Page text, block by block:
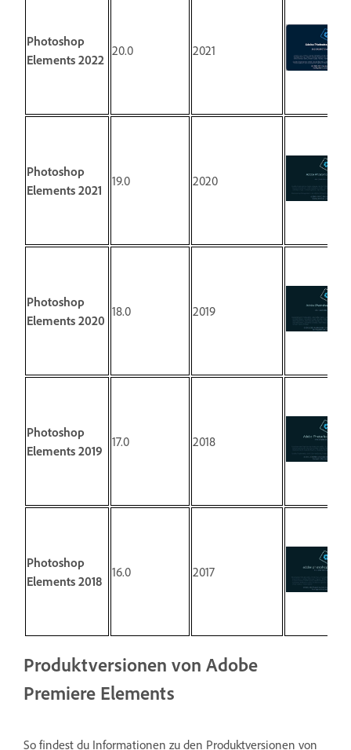
Photoshop
Elements 2022
20.0 2021
Photoshop
Elements 2021
19.0 2020
Photoshop
Elements 2020
18.0 2019
Photoshop
Elements 2019
17.0 2018
Photoshop
Elements 2018
16.0 2017
Produktversionen von Adobe
Premiere Elements
So findest du Informationen zu den Produktversionen von